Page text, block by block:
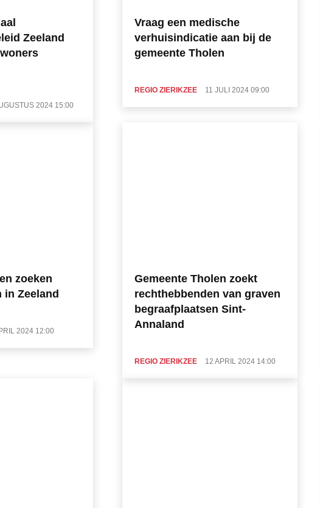
Zeeland
2024 15:00
Vraag een medische
verhuisindicatie aan bij de
gemeente Tholen
REGIO ZIERIKZEE 11 JULI 2024 09:00
zoeken
in Zeeland
2024 12:00
Gemeente Tholen zoekt
rechthebbenden van graven
begraafplaatsen Sint-
Annaland
REGIO ZIERIKZEE 12 APRIL 2024 14:00